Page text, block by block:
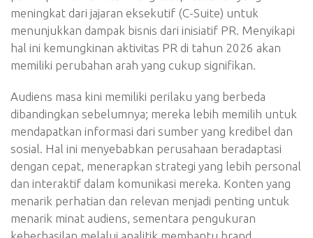
meningkat dari jajaran eksekutif (C-Suite) untuk
menunjukkan dampak bisnis dari inisiatif PR. Menyikapi
hal ini kemungkinan aktivitas PR di tahun 2026 akan
memiliki perubahan arah yang cukup signifikan.
Audiens masa kini memiliki perilaku yang berbeda
dibandingkan sebelumnya; mereka lebih memilih untuk
mendapatkan informasi dari sumber yang kredibel dan
sosial. Hal ini menyebabkan perusahaan beradaptasi
dengan cepat, menerapkan strategi yang lebih personal
dan interaktif dalam komunikasi mereka. Konten yang
menarik perhatian dan relevan menjadi penting untuk
menarik minat audiens, sementara pengukuran